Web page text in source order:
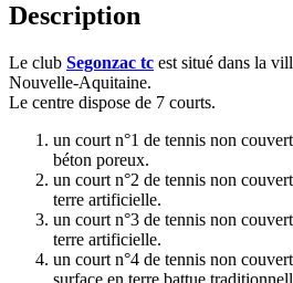
Description
Le club Segonzac tc est situé dans la
Nouvelle-Aquitaine.
Le centre dispose de 7 courts.
un court n°1 de tennis non
béton poreux.
un court n°2 de tennis non
terre artificielle.
un court n°3 de tennis non
terre artificielle.
un court n°4 de tennis non
surface en terre battue